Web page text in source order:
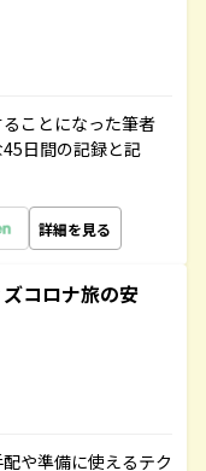
ことになった筆者
日間の記録と記
詳細を見る
コロナ旅の安
や準備に使えるテク